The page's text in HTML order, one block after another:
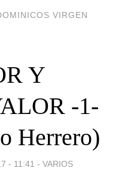
VIRGEN
Y
-1-
Herrero)
- 11:41 - VARIOS